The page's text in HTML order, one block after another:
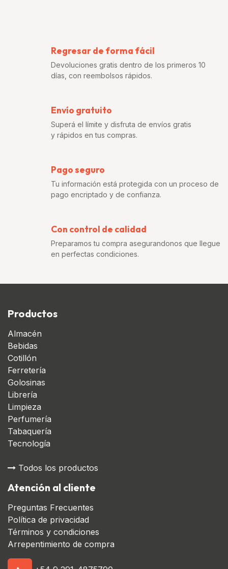
Regresar de forma fácil
Devoluciones gratis dentro de los primeros 10
días, con reembolsos rápidos.
Envío gratuito
Superá el límite y disfruta de envíos gratis
y rápidos en tus compras.
Pago seguro
Tu información está protegida con un proceso de
pago encriptado y de confianza.
Con control de calidad
Preparamos tu compra asegurandonos que llegue
en perfectas condiciones.
Productos
Almacén
Bebidas
Cotillón
Ferretería
Golosinas
Librería
Limpieza
Perfumería
Tabaquería
Tecnología
Todos los productos
Atención al cliente
Preguntas Frecuentes
Política de privacidad
Términos y condiciones
Arrepentimiento de compra